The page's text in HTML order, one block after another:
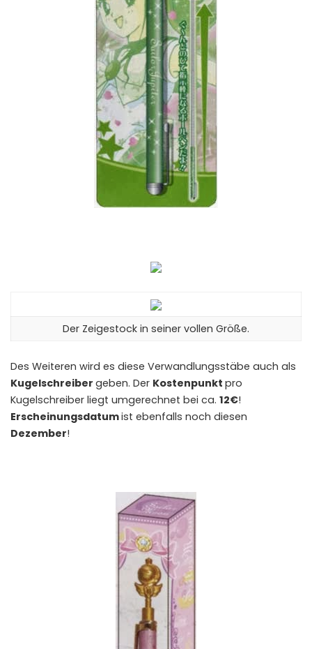
Der Zeigestock in seiner vollen Größe.
Des Weiteren wird es diese Verwandlungsstäbe auch als
Kugelschreiber geben. Der Kostenpunkt pro
Kugelschreiber liegt umgerechnet bei ca. 12€!
Erscheinungsdatumist ebenfalls noch diesen
Dezember!